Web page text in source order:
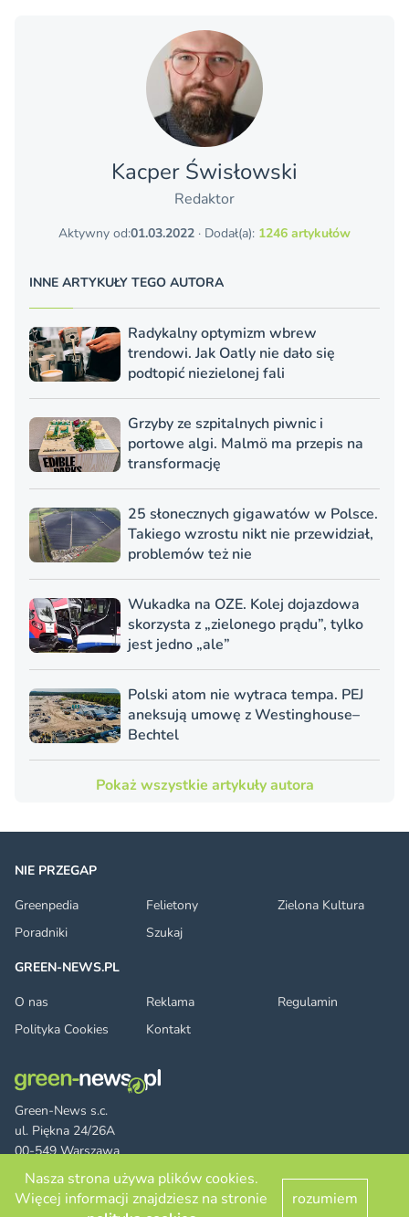
Kacper Świsło­wski
Redaktor
Aktywny od:01.03.2022 · Dodał(a): 1246 artykułów
INNE ARTYKUŁY TEGO AUTORA
Radykalny optymizm wbrew
trendowi. Jak Oatly nie dało się
podtopić niezielonej fali
Grzyby ze szpitalnych piwnic i
portowe algi. Malmö ma przepis na
transformację
25 słonecznych gigawatów w Polsce.
Takiego wzrostu nikt nie przewidział,
problemów też nie
Wukadka na OZE. Kolej dojazdowa
skorzysta z „zielonego prądu”, tylko
jest jedno „ale”
Polski atom nie wytraca tempa. PEJ
aneksują umowę z Westinghouse–
Bechtel
Pokaż wszystkie artykuły autora
Green-News s.c.
ul. Piękna 24/26A
00-549 Warszawa
FacebookTwitter LinkedIn
RSS
© 2026 green-news.pl. All rights reserved.
NIE PRZEGAP
Greenpedia
Felietony
Zielona Kultura
Poradniki
Szukaj
GREEN-NEWS.PL
O nas
Reklama
Regulamin
Polityka Cookies
Kontakt
Nasza strona używa plików cookies.
Więcej informacji znajdziesz na stronie
rozumiem